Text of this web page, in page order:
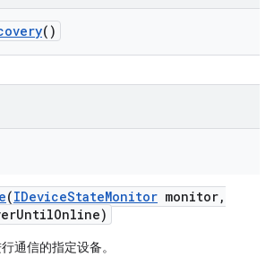
()
(IDeviceStateMonitor monitor,
UntilOnline)
通信的指定设备。